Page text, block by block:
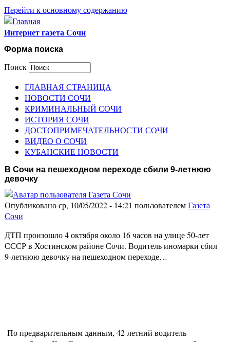
Перейти к основному содержанию
Интернет газета Сочи
Форма поиска
Поиск
ГЛАВНАЯ СТРАНИЦА
НОВОСТИ СОЧИ
КРИМИНАЛЬНЫЙ СОЧИ
ИСТОРИЯ СОЧИ
ДОСТОПРИМЕЧАТЕЛЬНОСТИ СОЧИ
ВИДЕО О СОЧИ
КУБАНСКИЕ НОВОСТИ
В Сочи на пешеходном переходе сбили 9-летнюю
девочку
Опубликовано ср, 10/05/2022 - 14:21 пользователемГазета
Сочи
ДТП произошло 4 октября около 16 часов на улице 50-лет
СССР в Хостинском районе Сочи. Водитель иномарки сбил
9-летнюю девочку на пешеходном переходе…
По предварительным данным, 42-летний водитель